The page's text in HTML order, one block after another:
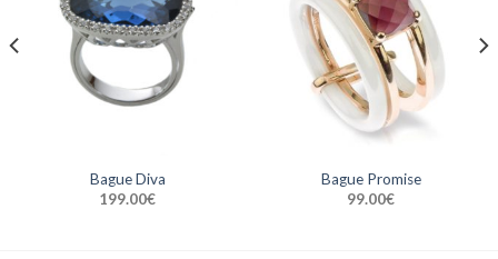
Bague Diva
199.00€
Bague Promise
99.00€